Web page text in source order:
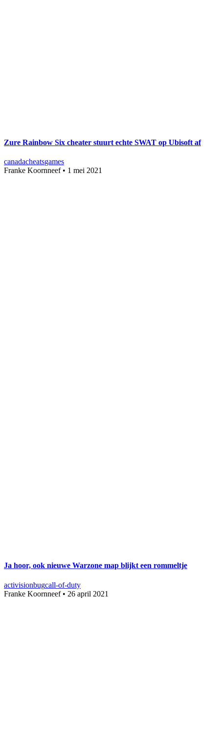
Zure Rainbow Six cheater stuurt echte SWAT op Ubisoft af
canadacheatsgames
Franke Koornneef• 1 mei 2021
Ja hoor, ook nieuwe Warzone map blijkt een rommeltje
activisionbugcall-of-duty
Franke Koornneef• 26 april 2021